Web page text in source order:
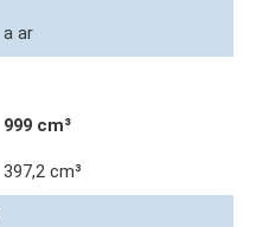
a ar
999 cm³
397,2 cm³